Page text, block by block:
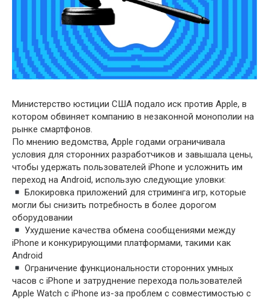
Министерство юстиции США подало иск против Apple, в
котором обвиняет компанию в незаконной монополии на
рынке смартфонов.
По мнению ведомства, Apple годами ограничивала
условия для сторонних разработчиков и завышала цены,
чтобы удержать пользователей iPhone и усложнить им
переход на Android, использую следующие уловки:
Блокировка приложений для стриминга игр, которые
могли бы снизить потребность в более дорогом
оборудовании
Ухудшение качества обмена сообщениями между
iPhone и конкурирующими платформами, такими как
Android
Ограничение функциональности сторонних умных
часов с iPhone и затруднение перехода пользователей
Apple Watch с iPhone из-за проблем с совместимостью с